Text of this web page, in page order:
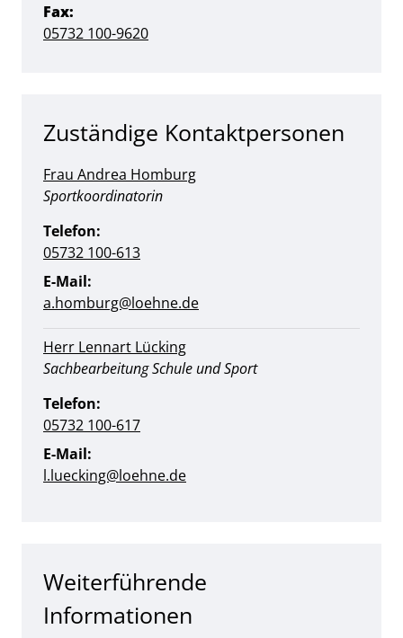
Fax:
05732 100-9620
Zuständige Kontaktpersonen
Frau Andrea Homburg
Position:
Sportkoordinatorin
Telefon:
05732 100-613
E-Mail:
a.homburg@loehne.de
Herr Lennart Lücking
Position:
Sachbearbeitung Schule und Sport
Telefon:
05732 100-617
E-Mail:
l.luecking@loehne.de
Weiterführende
Informationen